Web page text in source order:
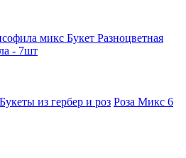
Букет Разноцветная
- 7шт
Букеты из гербер и роз Роза Микс 6